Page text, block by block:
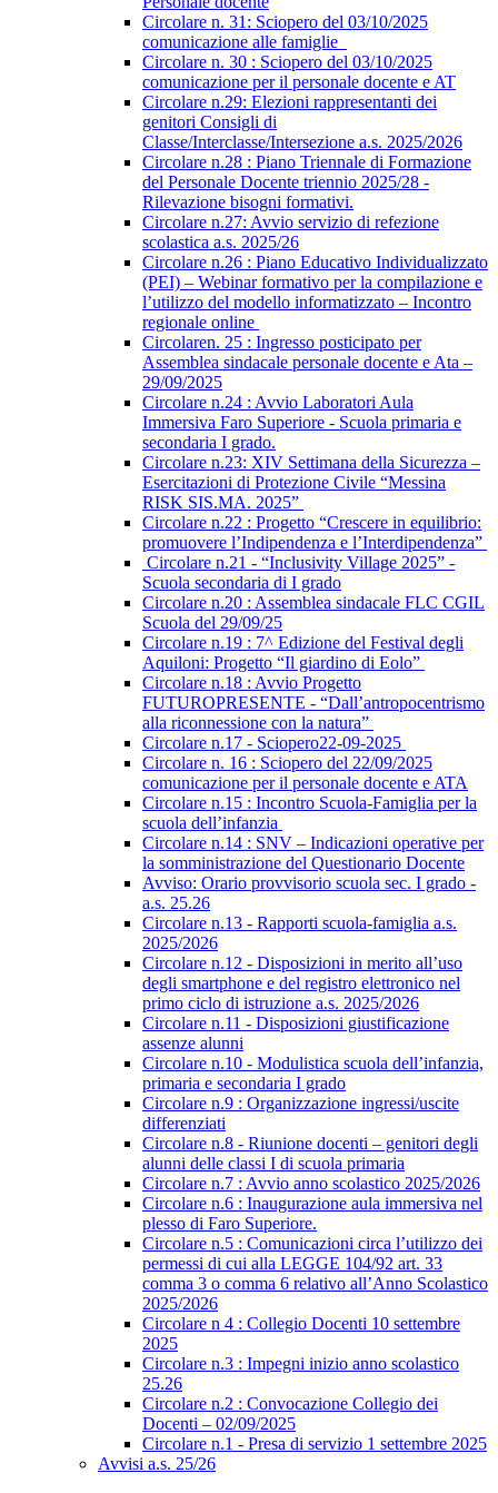
Circolare n. 31: Sciopero del 03/10/2025
comunicazione alle famiglie
Circolare n. 30 : Sciopero del 03/10/2025
comunicazione per il personale docente e AT
Circolare n.29: Elezioni rappresentanti dei
genitori Consigli di
Classe/Interclasse/Intersezione a.s. 2025/2026
Circolare n.28 : Piano Triennale di Formazione
del Personale Docente triennio 2025/28 -
Rilevazione bisogni formativi.
Circolare n.27: Avvio servizio di refezione
scolastica a.s. 2025/26
Circolare n.26 : Piano Educativo Individualizzato
(PEI) – Webinar formativo per la compilazione e
l’utilizzo del modello informatizzato – Incontro
regionale online
Circolaren. 25 : Ingresso posticipato per
Assemblea sindacale personale docente e Ata –
29/09/2025
Circolare n.24 : Avvio Laboratori Aula
Immersiva Faro Superiore - Scuola primaria e
secondaria I grado.
Circolare n.23: XIV Settimana della Sicurezza –
Esercitazioni di Protezione Civile “Messina
RISK SIS.MA. 2025”
Circolare n.22 : Progetto “Crescere in equilibrio:
promuovere l’Indipendenza e l’Interdipendenza”
Circolare n.21 - “Inclusivity Village 2025” -
Scuola secondaria di I grado
Circolare n.20 : Assemblea sindacale FLC CGIL
Scuola del 29/09/25
Circolare n.19 : 7^ Edizione del Festival degli
Aquiloni: Progetto “Il giardino di Eolo”
Circolare n.18 : Avvio Progetto
FUTUROPRESENTE - “Dall’antropocentrismo
alla riconnessione con la natura”
Circolare n.17 - Sciopero22-09-2025
Circolare n. 16 : Sciopero del 22/09/2025
comunicazione per il personale docente e ATA
Circolare n.15 : Incontro Scuola-Famiglia per la
scuola dell’infanzia
Circolare n.14 : SNV – Indicazioni operative per
la somministrazione del Questionario Docente
Avviso: Orario provvisorio scuola sec. I grado -
a.s. 25.26
Circolare n.13 - Rapporti scuola-famiglia a.s.
2025/2026
Circolare n.12 - Disposizioni in merito all’uso
degli smartphone e del registro elettronico nel
primo ciclo di istruzione a.s. 2025/2026
Circolare n.11 - Disposizioni giustificazione
assenze alunni
Circolare n.10 - Modulistica scuola dell’infanzia,
primaria e secondaria I grado
Circolare n.9 : Organizzazione ingressi/uscite
differenziati
Circolare n.8 - Riunione docenti – genitori degli
alunni delle classi I di scuola primaria
Circolare n.7 : Avvio anno scolastico 2025/2026
Circolare n.6 : Inaugurazione aula immersiva nel
plesso di Faro Superiore.
Circolare n.5 : Comunicazioni circa l’utilizzo dei
permessi di cui alla LEGGE 104/92 art. 33
comma 3 o comma 6 relativo all’Anno Scolastico
2025/2026
Circolare n 4 : Collegio Docenti 10 settembre
2025
Circolare n.3 : Impegni inizio anno scolastico
25.26
Circolare n.2 : Convocazione Collegio dei
Docenti – 02/09/2025
Circolare n.1 - Presa di servizio 1 settembre 2025
Avvisi a.s. 25/26